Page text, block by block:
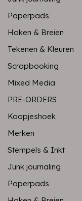
Paperpads
Haken & Breien
Tekenen & Kleuren
Scrapbooking
Mixed Media
PRE-ORDERS
Koopjeshoek
Merken
Stempels & Inkt
Junk journaling
Paperpads